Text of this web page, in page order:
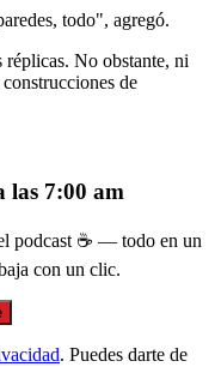
todo", agregó.
réplicas. No obstante, ni
de
las 7:00 am
podcast ☕ — todo en un
con un clic.
. Puedes darte de